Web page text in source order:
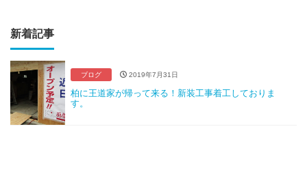
新着記事
ブログ 2019年7月31日
柏に王道家が帰って来る！新装工事着工しておりま
す。